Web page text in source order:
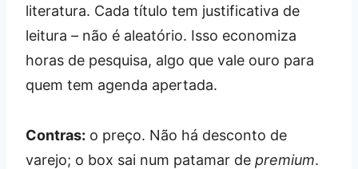
literatura. Cada título tem justificativa de
leitura – não é aleatório. Isso economiza
horas de pesquisa, algo que vale ouro para
quem tem agenda apertada.
Contras: o preço. Não há desconto de
varejo; o box sai num patamar de premium.